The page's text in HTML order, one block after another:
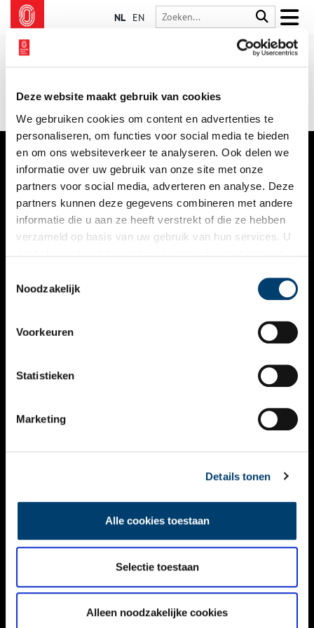
Deze website maakt gebruik van cookies
We gebruiken cookies om content en advertenties te
personaliseren, om functies voor social media te bieden
en om ons websiteverkeer te analyseren. Ook delen we
informatie over uw gebruik van onze site met onze
partners voor social media, adverteren en analyse. Deze
partners kunnen deze gegevens combineren met andere
informatie die u aan ze heeft verstrekt of die ze hebben
verzameld op basis van uw gebruik van hun services. U
Noodzakelijk
Voorkeuren
Statistieken
Marketing
Details tonen
Alle cookies toestaan
Selectie toestaan
Alleen noodzakelijke cookies
NL EN
VERHALEN
NIEUWS
KALENDER
ACTIVITEITEN
NIEUWSBRIEF
DISCLAIMER
TOEGANKELIJKHEID
Volg ONH op social media